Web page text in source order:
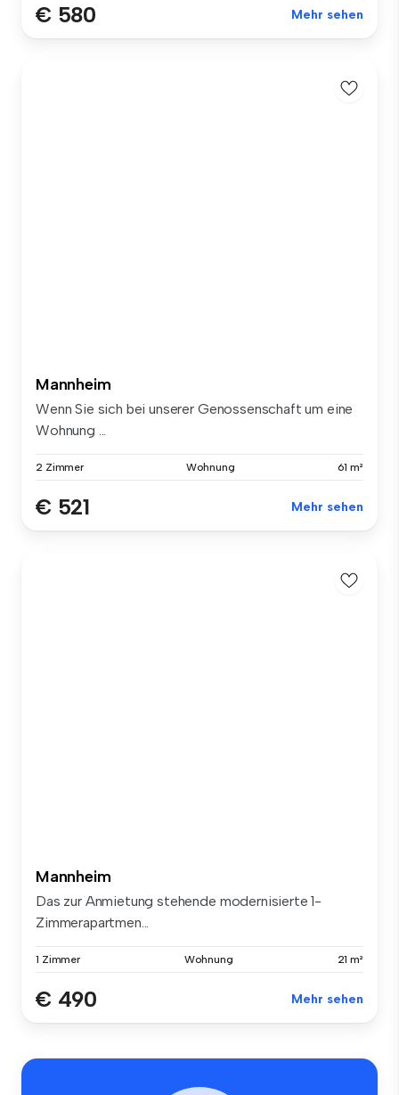
€ 580 Mehr sehen
Mannheim
Wenn Sie sich bei unserer Genossenschaft um eine
Wohnung ...
2 Zimmer Wohnung 61 m²
€ 521 Mehr sehen
Mannheim
Das zur Anmietung stehende modernisierte 1-
Zimmerapartmen...
1 Zimmer Wohnung 21 m²
€ 490 Mehr sehen